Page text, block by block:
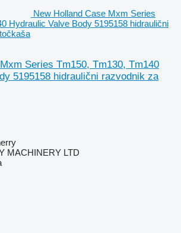
New Holland Case Mxm Series
Hydraulic Valve Body 5195158 hidraulični
Series Tm150, Tm130, Tm140
5195158 hidraulični razvodnik za
MACHINERY LTD